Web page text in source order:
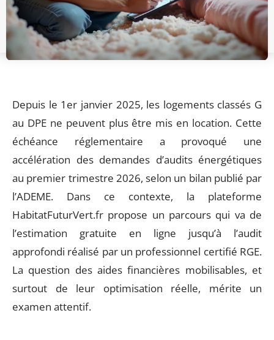
Depuis le 1er janvier 2025, les logements classés G
au DPE ne peuvent plus être mis en location. Cette
échéance réglementaire a provoqué une
accélération des demandes d’audits énergétiques
au premier trimestre 2026, selon un bilan publié par
l’ADEME. Dans ce contexte, la plateforme
HabitatFuturVert.fr propose un parcours qui va de
l’estimation gratuite en ligne jusqu’à l’audit
approfondi réalisé par un professionnel certifié RGE.
La question des aides financières mobilisables, et
surtout de leur optimisation réelle, mérite un
examen attentif.